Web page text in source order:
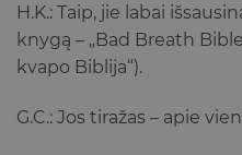
H.K.: Taip, jie labai
knygą – „Bad Breath
kvapo Biblija“).
G.C.: Jos tiražas – apie